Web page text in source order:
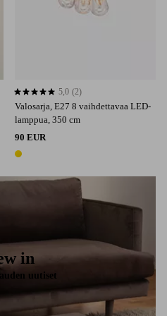
Valosarja, E27 8 vaihdettavaa LED-
lamppua, 350 cm
90 EUR
1 väri
5,0 perustuen 2 arvosanaan
5,0 (2)
in
uutiset